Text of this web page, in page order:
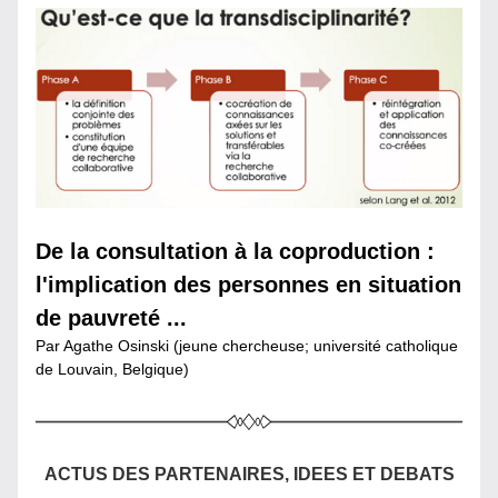
De la consultation à la coproduction :
l'implication des personnes en situation
de pauvreté ...
Par Agathe Osinski (jeune chercheuse; université catholique
de Louvain, Belgique)
ACTUS DES PARTENAIRES, IDEES ET DEBATS